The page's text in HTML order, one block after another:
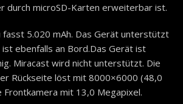
durch microSD-Karten erweiterbar ist.
fasst 5.020 mAh. Das Gerät unterstützt
ebenfalls an Bord.Das Gerät ist
Miracast wird nicht unterstützt. Die
Rückseite löst mit 8000×6000 (48,0
Frontkamera mit 13,0 Megapixel.